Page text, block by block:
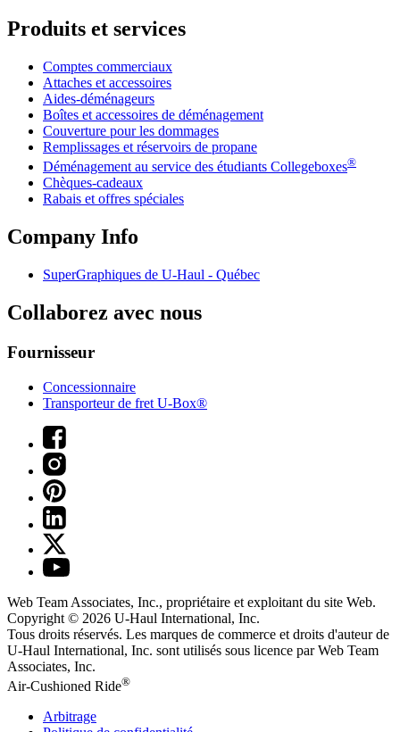
Produits et services
Comptes commerciaux
Attaches et accessoires
Aides-déménageurs
Boîtes et accessoires de déménagement
Couverture pour les dommages
Remplissages et réservoirs de propane
Déménagement au service des étudiants Collegeboxes®
Chèques-cadeaux
Rabais et offres spéciales
Company Info
SuperGraphiques de U-Haul - Québec
Collaborez avec nous
Fournisseur
Concessionnaire
Transporteur de fret U-Box®
Web Team Associates, Inc., propriétaire et exploitant du site Web.
Copyright © 2026 U-Haul International, Inc.
Tous droits réservés. Les marques de commerce et droits d'auteur de
U-Haul International, Inc. sont utilisés sous licence par Web Team
Associates, Inc.
Air-Cushioned Ride®
Arbitrage